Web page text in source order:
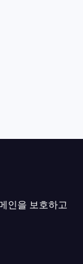
인을 보호하고